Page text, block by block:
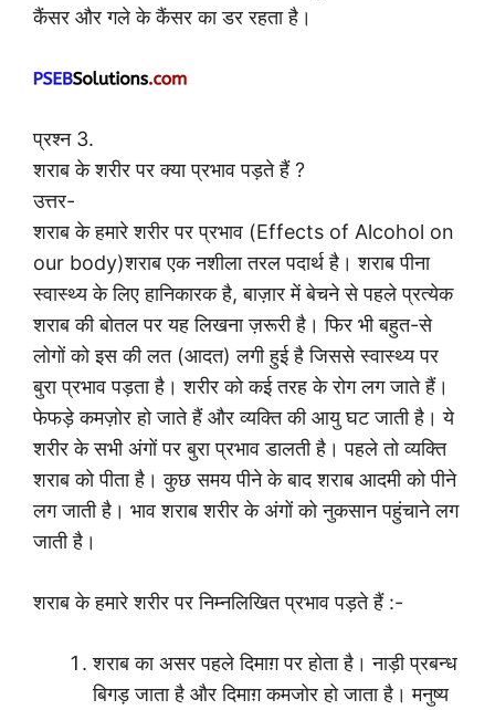
कैंसर और गले के कैंसर का डर रहता है।
प्रश्न 3.
शराब के शरीर पर क्या प्रभाव पड़ते हैं ?
उत्तर-
शराब के हमारे शरीर पर प्रभाव (Effects of Alcohol on
our body)शराब एक नशीला तरल पदार्थ है। शराब पीना
स्वास्थ्य के लिए हानिकारक है, बाज़ार में बेचने से पहले प्रत्येक
शराब की बोतल पर यह लिखना ज़रूरी है। फिर भी बहुत-से
लोगों को इस की लत (आदत) लगी हुई है जिससे स्वास्थ्य पर
बुरा प्रभाव पड़ता है। शरीर को कई तरह के रोग लग जाते हैं।
फेफड़े कमज़ोर हो जाते हैं और व्यक्ति की आयु घट जाती है। ये
शरीर के सभी अंगों पर बुरा प्रभाव डालती है। पहले तो व्यक्ति
शराब को पीता है। कुछ समय पीने के बाद शराब आदमी को पीने
लग जाती है। भाव शराब शरीर के अंगों को नुकसान पहुंचाने लग
जाती है।
शराब के हमारे शरीर पर निम्नलिखित प्रभाव पड़ते हैं :-
शराब का असर पहले दिमाग़ पर होता है। नाड़ी प्रबन्ध
बिगड़ जाता है और दिमाग़ कमजोर हो जाता है। मनुष्य